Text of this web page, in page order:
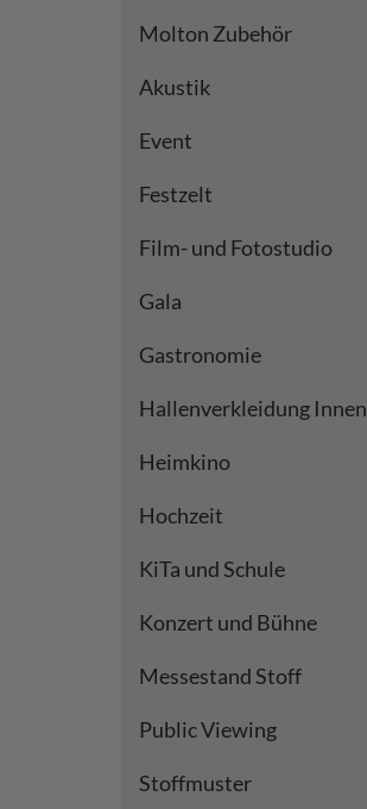
Molton Zubehör
Akustik
Event
Festzelt
Film- und Fotostudio
Gala
Gastronomie
Hallenverkleidung Innen
Heimkino
Hochzeit
KiTa und Schule
Konzert und Bühne
Messestand Stoff
Public Viewing
Stoffmuster